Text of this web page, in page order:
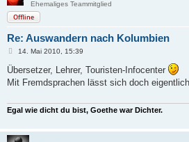
Ehemaliges Teammitglied
Offline
Re: Auswandern nach Kolumbien
B
i
t
r
14. Mai 2010, 15:39
Übersetzer, Lehrer, Touristen-Infocenter
Mit Fremdsprachen lässt sich doch
Egal wie dicht du bist, Goethe war Dichter.